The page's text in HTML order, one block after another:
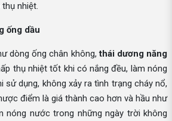
nhiệt.
ống dầu
dòng ống chân không,thái dương năng
thụ nhiệt tốt khi có nắng đều, làm nóng
sử dụng, không xảy ra tình trạng cháy nổ,
điểm là giá thành cao hơn và hầu như
nóng nước trong những ngày trời không